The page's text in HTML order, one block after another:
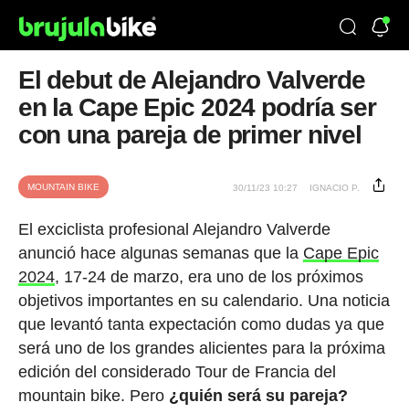
El debut de Alejandro Valverde
en la Cape Epic 2024 podría ser
con una pareja de primer nivel
MOUNTAIN BIKE 30/11/23 10:27 IGNACIO P.
El exciclista profesional Alejandro Valverde
anunció hace algunas semanas que la Cape Epic
2024, 17-24 de marzo, era uno de los próximos
objetivos importantes en su calendario. Una noticia
que levantó tanta expectación como dudas ya que
será uno de los grandes alicientes para la próxima
edición del considerado Tour de Francia del
mountain bike. Pero ¿quién será su pareja?